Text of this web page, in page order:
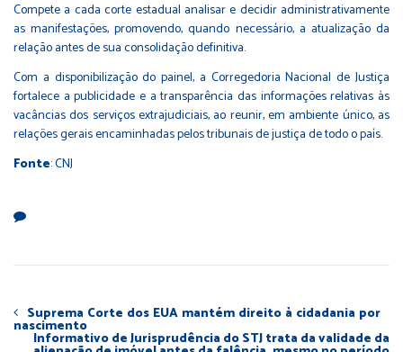
Compete a cada corte estadual analisar e decidir administrativamente
as manifestações, promovendo, quando necessário, a atualização da
relação antes de sua consolidação definitiva.
Com a disponibilização do painel, a Corregedoria Nacional de Justiça
fortalece a publicidade e a transparência das informações relativas às
vacâncias dos serviços extrajudiciais, ao reunir, em ambiente único, as
relações gerais encaminhadas pelos tribunais de justiça de todo o país.
Fonte: CNJ
Suprema Corte dos EUA mantém direito à cidadania por
nascimento
Informativo de Jurisprudência do STJ trata da validade da